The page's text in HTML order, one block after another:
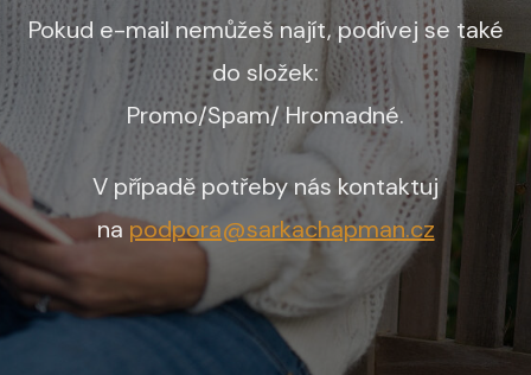
Pokud e-mail nemůžeš najít, podívej se také
do složek:
Promo/Spam/ Hromadné.
V případě potřeby nás kontaktuj
na podpora@sarkachapman.cz